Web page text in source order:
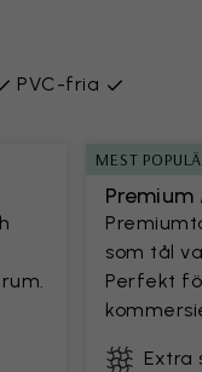
PVC-fria
MEST
som tål
Perfekt
Extra